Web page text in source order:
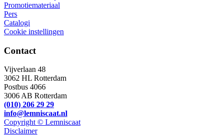
Promotiemateriaal
Pers
Catalogi
Cookie instellingen
Contact
Vijverlaan 48
3062 HL Rotterdam
Postbus 4066
3006 AB Rotterdam
(010) 206 29 29
info@lemniscaat.nl
Copyright © Lemniscaat
Disclaimer